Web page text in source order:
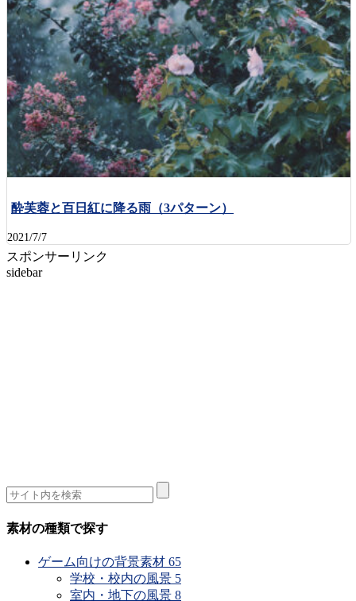
酔芙蓉と百日紅に降る雨（3パターン）
2021/7/7
スポンサーリンク
sidebar
素材の種類で探す
ゲーム向けの背景素材 65
学校・校内の風景 5
室内・地下の風景 8